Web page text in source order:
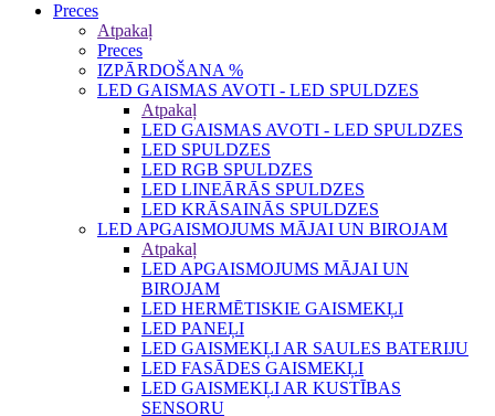
Preces
Atpakaļ
Preces
IZPĀRDOŠANA %
LED GAISMAS AVOTI - LED SPULDZES
Atpakaļ
LED GAISMAS AVOTI - LED SPULDZES
LED SPULDZES
LED RGB SPULDZES
LED LINEĀRĀS SPULDZES
LED KRĀSAINĀS SPULDZES
LED APGAISMOJUMS MĀJAI UN BIROJAM
Atpakaļ
LED APGAISMOJUMS MĀJAI UN
BIROJAM
LED HERMĒTISKIE GAISMEKĻI
LED PANEĻI
LED GAISMEKĻI AR SAULES BATERIJU
LED FASĀDES GAISMEKĻI
LED GAISMEKĻI AR KUSTĪBAS
SENSORU